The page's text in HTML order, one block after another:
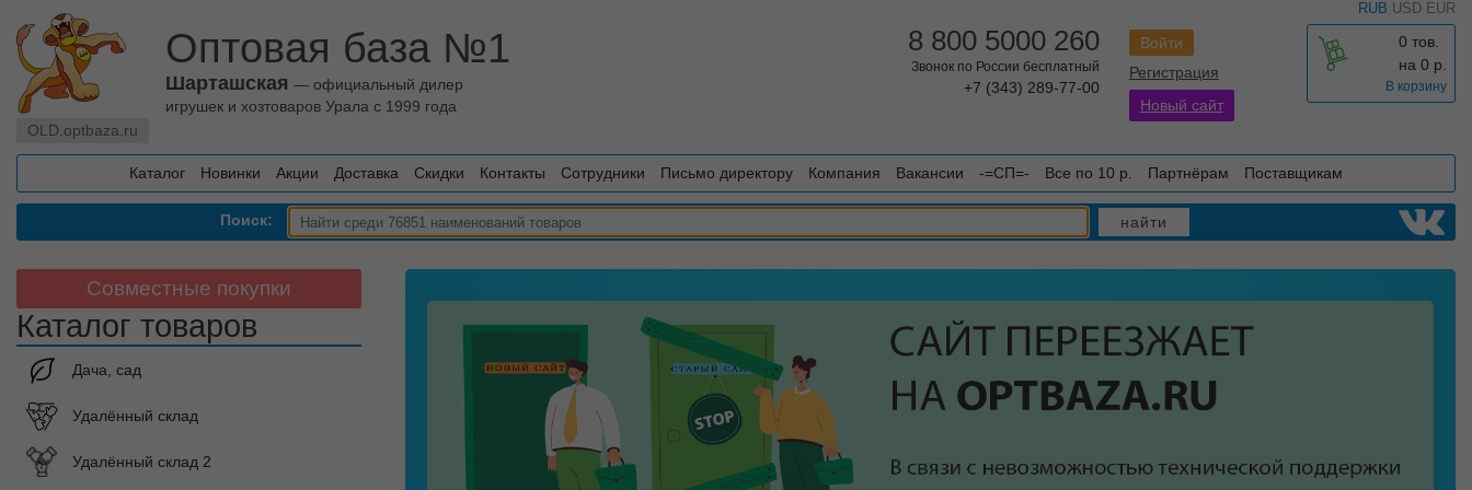
RUB USD EUR
OLD.optbaza.ru
Оптовая база №1
Шарташская — официальный дилер
игрушек и хозтоваров Урала с 1999 года
0 тов.
на 0 р.
В корзину
Войти
Регистрация
Новый сайт
8 800 5000 260
Звонок по России бесплатный
+7 (343) 289-77-00
Каталог Новинки Акции Доставка Скидки Контакты Сотрудники Письмо директору Компания Вакансии -=СП=- Все по 10 р. Партнёрам Поставщикам
Поиск: найти
Совместные покупки
Каталог товаров
Дача, сад
Удалённый склад
Удалённый склад 2